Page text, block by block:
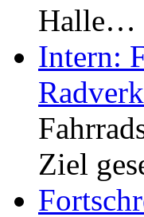
Halle…
Intern:
Ziel